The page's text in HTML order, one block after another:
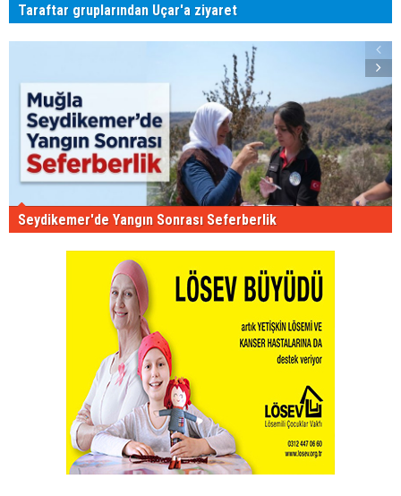
Taraftar gruplarından Uçar'a ziyaret
Seydikemer'de Yangın Sonrası Seferberlik